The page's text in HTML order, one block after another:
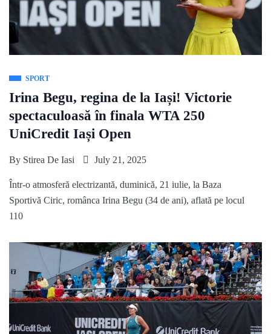
SPORT
Irina Begu, regina de la Iași! Victorie
spectaculoasă în finala WTA 250
UniCredit Iași Open
By Stirea De Iasi July 21, 2025
Într-o atmosferă electrizantă, duminică, 21 iulie, la Baza
Sportivă Ciric, românca Irina Begu (34 de ani), aflată pe locul
110